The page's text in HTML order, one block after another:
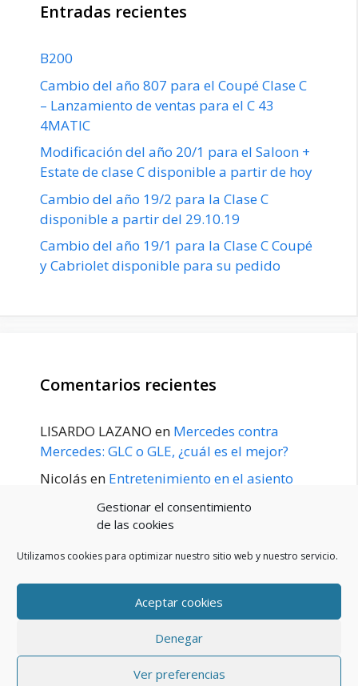
Gestionar el consentimiento
de las cookies
Utilizamos cookies para optimizar nuestro sitio web y nuestro servicio.
Aceptar cookies
Denegar
Ver preferencias
Entradas recientes
B200
Cambio del año 807 para el Coupé Clase C
– Lanzamiento de ventas para el C 43
4MATIC
Modificación del año 20/1 para el Saloon +
Estate de clase C disponible a partir de hoy
Cambio del año 19/2 para la Clase C
disponible a partir del 29.10.19
Cambio del año 19/1 para la Clase C Coupé
y Cabriolet disponible para su pedido
Comentarios recientes
LISARDO LAZANO en Mercedes contra
Mercedes: GLC o GLE, ¿cuál es el mejor?
Nicolás en Entretenimiento en el asiento
principios de 2020
POLÍTICA DE PRIVACIDAD
Política de cookies (UE)
© 2026 Blog De Mercedes-Benz En Español